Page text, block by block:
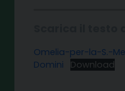
Omelia-per-la-S.-
Domini
Download